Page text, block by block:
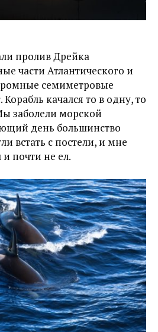
пролив Дрейка
части Атлантического и
семиметровые
качался то в одну, то
заболели морской
день большинство
встать с постели, и мне
почти не ел.